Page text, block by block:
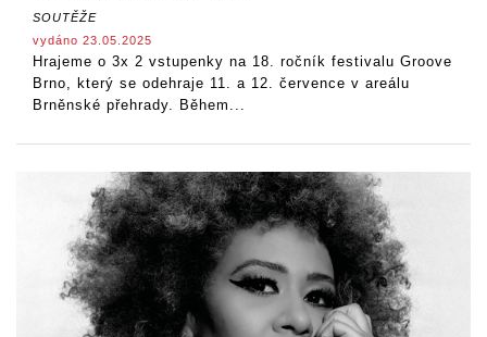
SOUTĚŽE
vydáno 23.05.2025
Hrajeme o 3x 2 vstupenky na 18. ročník festivalu Groove
Brno, který se odehraje 11. a 12. července v areálu
Brněnské přehrady. Během...